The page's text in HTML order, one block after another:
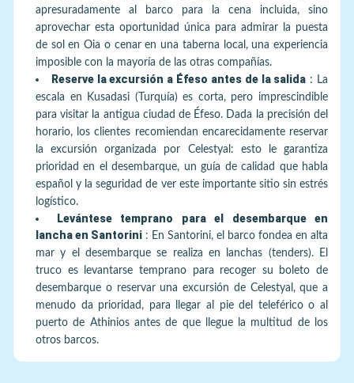
apresuradamente al barco para la cena incluida, sino
aprovechar esta oportunidad única para admirar la puesta
de sol en Oia o cenar en una taberna local, una experiencia
imposible con la mayoría de las otras compañías.
Reserve la excursión a Éfeso antes de la salida : La
escala en Kusadasi (Turquía) es corta, pero imprescindible
para visitar la antigua ciudad de Éfeso. Dada la precisión del
horario, los clientes recomiendan encarecidamente reservar
la excursión organizada por Celestyal: esto le garantiza
prioridad en el desembarque, un guía de calidad que habla
español y la seguridad de ver este importante sitio sin estrés
logístico.
Levántese temprano para el desembarque en
lancha en Santorini : En Santorini, el barco fondea en alta
mar y el desembarque se realiza en lanchas (tenders). El
truco es levantarse temprano para recoger su boleto de
desembarque o reservar una excursión de Celestyal, que a
menudo da prioridad, para llegar al pie del teleférico o al
puerto de Athinios antes de que llegue la multitud de los
otros barcos.